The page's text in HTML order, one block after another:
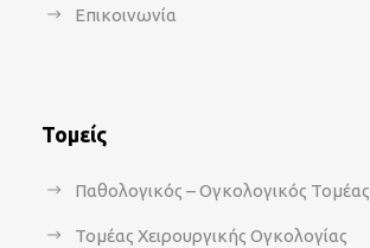
Επικοινωνία
Τομείς
Παθολογικός – Ογκολογικός Τομέας
Τομέας Χειρουργικής Ογκολογίας